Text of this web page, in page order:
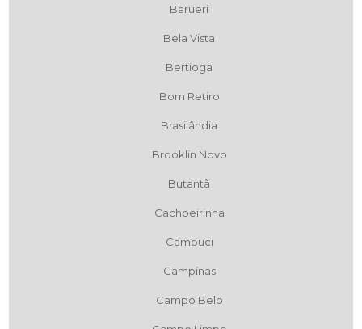
Barueri
Bela Vista
Bertioga
Bom Retiro
Brasilândia
Brooklin Novo
Butantã
Cachoeirinha
Cambuci
Campinas
Campo Belo